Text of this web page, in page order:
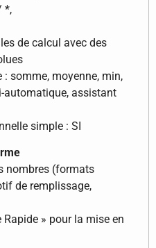
*,
de calcul avec des
: somme, moyenne, min,
automatique, assistant
simple : SI
nombres (formats
de remplissage,
» pour la mise en